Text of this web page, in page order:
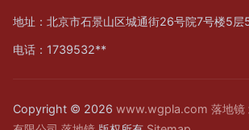
地址：北京市石景山区城通街26号院7号楼5层
电话：1739532**
Copyright © 2026 www.wgpla.com 落地镜